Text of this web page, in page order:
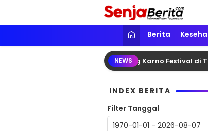
konten
Senja Berita
Portal media berita online
Berita
NEWS
Dampingi Megawati Hadiri Bung Karno Festival di
INDEX BERITA
Filter Tanggal
1970-01-01 - 2026-08-07